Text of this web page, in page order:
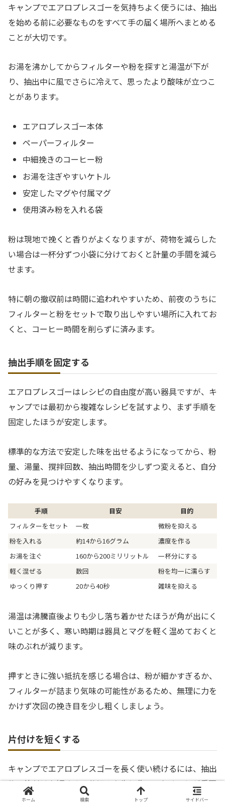
キャンプでエアロプレスゴーを気持ちよく使うには、抽出
を始める前に必要なものをすべて手の届く場所へまとめる
ことが大切です。
お湯を沸かしてからフィルターや粉を探すと湯温が下が
り、抽出中に風でさらに冷えて、思ったより酸味が立つこ
とがあります。
エアロプレスゴー本体
ペーパーフィルター
中細挽きのコーヒー粉
お湯を注ぎやすいケトル
安定したマグや付属マグ
使用済み粉を入れる袋
粉は現地で挽くと香りがよくなりますが、荷物を減らした
い場合は一杯分ずつ小袋に分けておくと計量の手間を減ら
せます。
特に朝の撤収前は時間に追われやすいため、前夜のうちに
フィルターと粉をセットで取り出しやすい場所に入れてお
くと、コーヒー時間を削らずに済みます。
抽出手順を固定する
エアロプレスゴーはレシピの自由度が高い器具ですが、キ
ャンプでは最初から複雑なレシピを試すより、まず手順を
固定したほうが安定します。
標準的な方法で安定した味を出せるようになってから、粉
量、湯量、撹拌回数、抽出時間を少しずつ変えると、自分
の好みを見つけやすくなります。
手順 目安
目的
フィルターをセット
一枚
微粉を抑える
粉を入れる
約14から16グラム
濃度を作る
お湯を注ぐ
160から200ミリリットル
一杯分にする
軽く混ぜる
数回
粉を均一に濡らす
ゆっくり押す
20から40秒 雑味を抑える
湯温は沸騰直後よりも少し落ち着かせたほうが角が出にく
いことが多く、寒い時期は器具とマグを軽く温めておくと
味のぶれが減ります。
押すときに強い抵抗を感じる場合は、粉が細かすぎるか、
フィルターが詰まり気味の可能性があるため、無理に力を
かけず次回の挽き目を少し粗くしましょう。
片付けを短くする
キャンプでエアロプレスゴーを長く使い続けるには、抽出
後の片付けを短くする仕組みを先に作っておくことが重要
です。
ホーム 検索 トップ サイドバー